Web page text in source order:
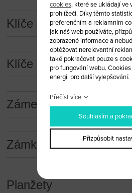
Klíče a dálková
Klíče s čipem
Zámečnické nástroje
Zámky
Planžety
cookies, které se ukládají ve
prohlížeči. Díky těmto
preferenčním a reklamním
jak náš web používáte,
zobrazené informace a
obtěžovat nerelevantní
také pokračovat pouze s
pro fungování webu.
energii pro další vylepšování.
Přečíst více
Souhlasím a
Přizpůsobit